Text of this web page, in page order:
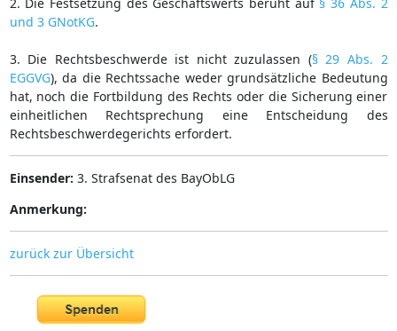
und 3 GNotKG.
3. Die Rechtsbeschwerde ist nicht zuzulassen (§ 29 Abs. 2
EGGVG), da die Rechtssache weder grundsätzliche Bedeutung
hat, noch die Fortbildung des Rechts oder die Sicherung einer
einheitlichen Rechtsprechung eine Entscheidung des
Rechtsbeschwerdegerichts erfordert.
Einsender: 3. Strafsenat des BayObLG
Anmerkung:
zurück zur Übersicht